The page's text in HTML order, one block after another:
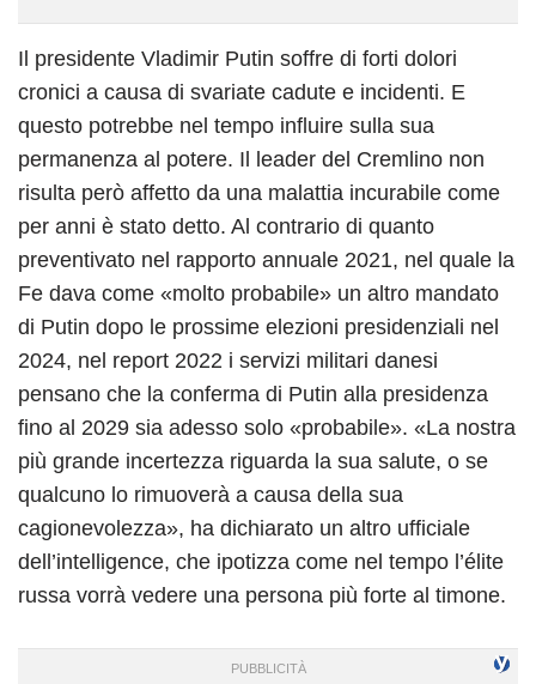
Il presidente Vladimir Putin soffre di forti dolori
cronici a causa di svariate cadute e incidenti. E
questo potrebbe nel tempo influire sulla sua
permanenza al potere. Il leader del Cremlino non
risulta però affetto da una malattia incurabile come
per anni è stato detto. Al contrario di quanto
preventivato nel rapporto annuale 2021, nel quale la
Fe dava come «molto probabile» un altro mandato
di Putin dopo le prossime elezioni presidenziali nel
2024, nel report 2022 i servizi militari danesi
pensano che la conferma di Putin alla presidenza
fino al 2029 sia adesso solo «probabile». «La nostra
più grande incertezza riguarda la sua salute, o se
qualcuno lo rimuoverà a causa della sua
cagionevolezza», ha dichiarato un altro ufficiale
dell’intelligence, che ipotizza come nel tempo l’élite
russa vorrà vedere una persona più forte al timone.